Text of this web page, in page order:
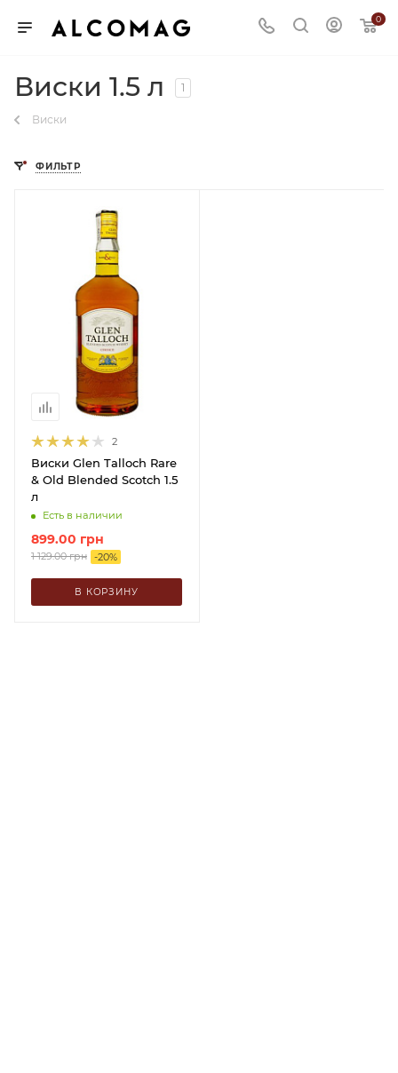
0
Виски 1.5 л 1
Виски
ФИЛЬТР
2
Виски Glen Talloch Rare
& Old Blended Scotch 1.5
л
Есть в наличии
899.00 грн
1 129.00грн -20%
В КОРЗИНУ